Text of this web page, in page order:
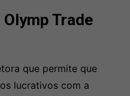
Trade
que permite que
lucrativos com a